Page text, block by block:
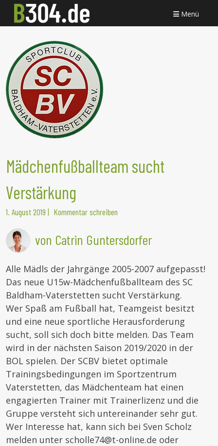
Menü
Mädchenfußballteam sucht
Verstärkung
1. August 2019 | Kommentar schreiben
von Catrin Guntersdorfer
Alle Mädls der Jahrgänge 2005-2007 aufgepasst!
Das neue U15w-Mädchenfußballteam des SC
Baldham-Vaterstetten sucht Verstärkung.
Wer Spaß am Fußball hat, Teamgeist besitzt
und eine neue sportliche Herausforderung
sucht, soll sich doch bitte melden. Das Team
wird in der nächsten Saison 2019/2020 in der
BOL spielen. Der SCBV bietet optimale
Trainingsbedingungen im Sportzentrum
Vaterstetten, das Mädchenteam hat einen
engagierten Trainer mit Trainerlizenz und die
Gruppe versteht sich untereinander sehr gut.
Wer Interesse hat, kann sich bei Sven Scholz
melden unter scholle74@t-online.de oder